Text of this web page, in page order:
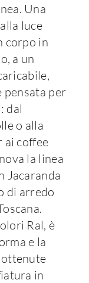
Una
luce
corpo in
a un
pensata per
dal
o alla
ai coffee
la linea
Jacaranda
di arredo
Ral, è
e la
in